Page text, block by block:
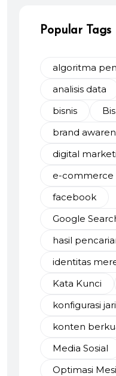
Popular Tags
algoritma
analisis data
bisnis
brand
digital
e-commerce
facebook
Google
hasil
identitas
Kata Kunci
konfigurasi
konten
Media Sosial
Optimasi